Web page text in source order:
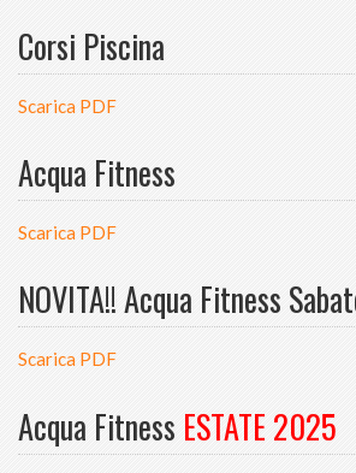
Corsi Piscina
Scarica PDF
Acqua Fitness
Scarica PDF
NOVITA!! Acqua Fitness
Scarica PDF
Acqua Fitness ESTATE 2025